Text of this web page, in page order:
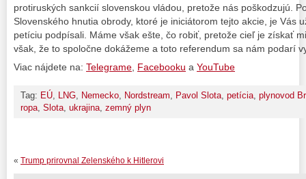
protiruských sankcií slovenskou vládou, pretože nás poškodzujú.
Slovenského hnutia obrody, ktoré je iniciátorom tejto akcie, je Vás
petíciu podpísali. Máme však ešte, čo robiť, pretože cieľ je získať
však, že to spoločne dokážeme a toto referendum sa nám podarí
Viac nájdete na: Telegrame Facebooku a YouTube
Tag: EÚ LNG Nemecko Nordstream Pavol Slota petícia plynovod
ropa Slota ukrajina zemný plyn
« Trump prirovnal Zelenského k Hitlerovi